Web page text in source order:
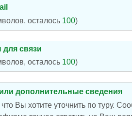
осталось 100)
связи
осталось 100)
дополнительные сведения
Вы хотите уточнить по туру.